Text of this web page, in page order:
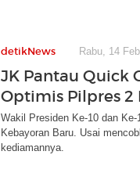
detikNews Rabu, 14
JK Pantau Quick
Optimis Pilpres 2
Wakil Presiden Ke-10 dan
Kebayoran Baru. Usai
kediamannya.